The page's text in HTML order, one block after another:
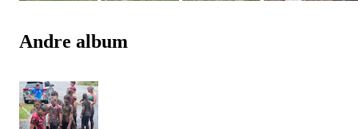
Andre album